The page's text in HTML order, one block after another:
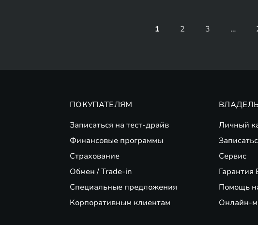
1 2 3 …
ПОКУПАТЕЛЯМ
Записаться на тест-драйв
Финансовые программы
Страхование
Обмен / Trade-in
Специальные предложения
Корпоративным клиентам
Личный
Сервис
Гарантия
Помощь
Онлайн-